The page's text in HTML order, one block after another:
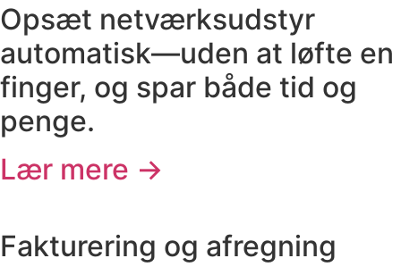
Opsæt netværksudstyr
automatisk—uden at løfte en
finger, og spar både tid og
penge.
Lær mere →
Fakturering og afregning